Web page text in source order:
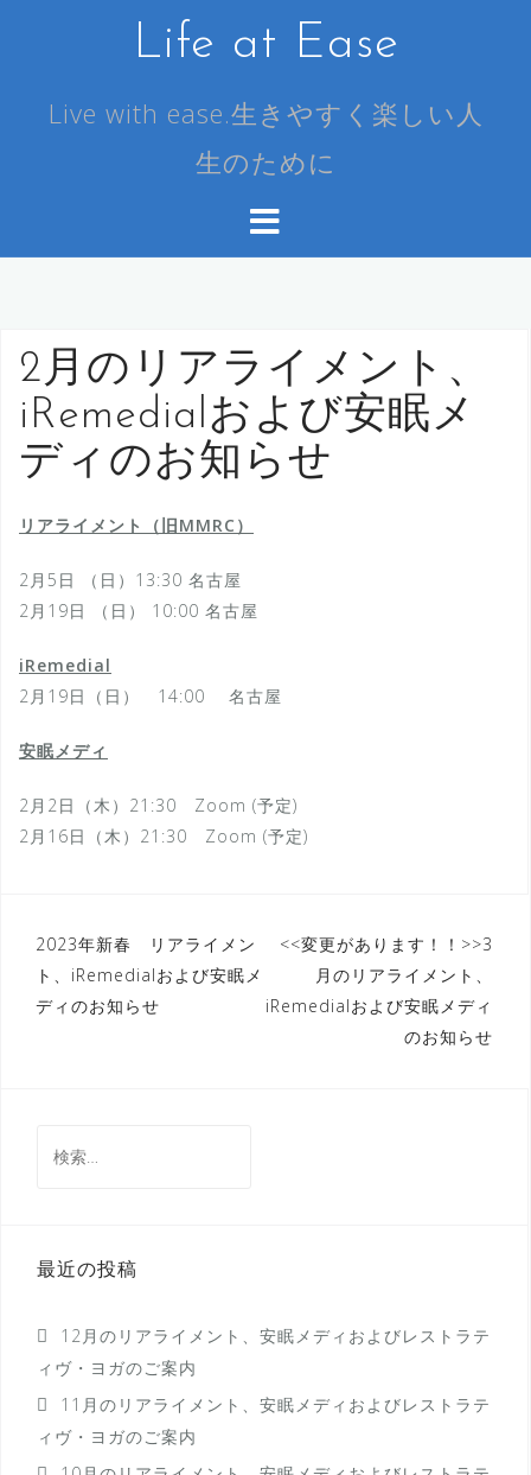
ッ
Life at Ease
Live with ease.生きやすく楽しい人
生のために
2月のリアライメント、
iRemedialおよび安眠メ
ディのお知らせ
リアライメント（旧MMRC）
2月5日 （日）13:30 名古屋
2月19日 （日） 10:00 名古屋
iRemedial
2月19日（日） 14:00 名古屋
安眠メディ
2月2日（木）21:30 Zoom (予定)
2月16日（木）21:30 Zoom (予定)
投
稿
ナ
ー
ン
2023年新春 リアライメン
ト、iRemedialおよび安眠メ
ディのお知らせ
<<変更があります！！>>3
月のリアライメント、
iRemedialおよび安眠メディ
のお知らせ
索:
最近の投稿
12月のリアライメント、安眠メディおよびレストラテ
ィヴ・ヨガのご案内
11月のリアライメント、安眠メディおよびレストラテ
ィヴ・ヨガのご案内